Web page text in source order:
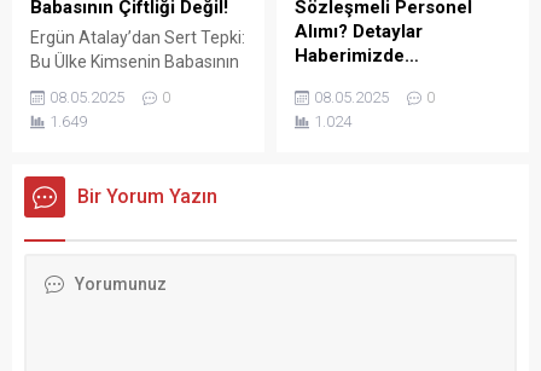
başvurarak “İşçiden amir
olmaz” ifadesini
kullanmasının...
Babasının Çiftliği Değil!
Ergün Atalay’dan Sert Tepki:
Bu Ülke Kimsenin Babasının
Sendikaları Konfederasyonu
(TÜRK-İŞ) Genel Başkanı
sözleşmelerinde yaşanan
tıkanma ve ekonomik
TÜRK-İŞ Genel Merkezinde
08.05.2025
0
1.649
Sözleşmeli Personel
Alımı? Detaylar
Haberimizde…
BAKANLIĞI Vakıflar Genel
Müdürlüğü SÖZLEŞMELİ
08.05.2025
0
1.024
Bir Yorum Yazın